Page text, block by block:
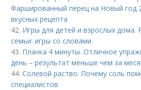
Фаршированный перец на Новый год
вкусных рецепта
42. Игры для детей и взрослых дома.
семьи: игры со словами.
43. Планка 4 минуты. Отличное
день – результат меньше чем за
44.Солевой раство. Почему соль
специалистов